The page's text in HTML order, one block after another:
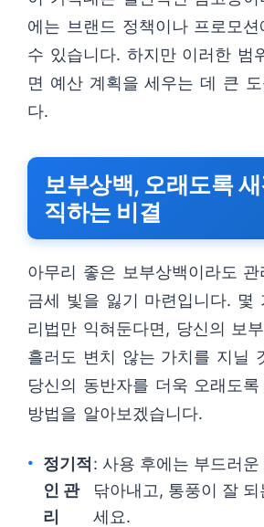
에는 브랜드 정책이나 프로모
수 있습니다. 하지만 이러한 범
면 예산 계획을 세우는 데 큰
다.
보부상백, 오래도록
직하는 비결
아무리 좋은 보부상백이라도 관
금세 빛을 잃기 마련입니다. 몇
리법만 익혀둔다면, 당신의 보
흘러도 변치 않는 가치를 지닐
당신의 동반자를 더욱 오래도
방법을 알아보겠습니다.
정기적
인 관
리
: 사용 후에는 부드러
닦아내고, 통풍이 잘
세요.